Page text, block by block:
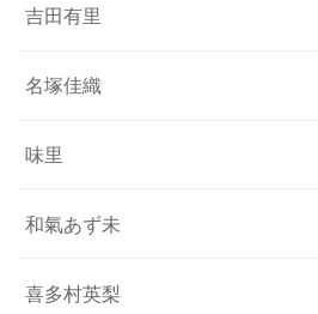
吉田有里
名塚佳織
味里
和氣あず未
喜多村英梨